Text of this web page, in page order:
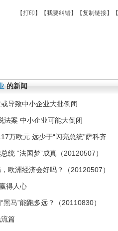
【打印 】【我要纠错】【复制链接】【
的新闻
导致中小企业大批倒闭
法案 中小企业可能大倒闭
万欧元 远少于“闪亮总统”萨科齐
统 “法国梦”成真（20120507）
欧洲经济会好吗？（20120507）
得人心
马”能跑多远？（20110830）
篇